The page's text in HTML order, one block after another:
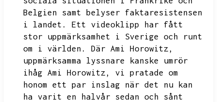
Belgien samt belyser faktaresistensen
i landet.
Ett videoklipp har fått
stor uppmärksamhet i Sverige och runt
om i världen.
Där Ami Horowitz,
uppmärksamma lyssnare kanske umrör
ihåg Ami Horowitz,
vi pratade om
honom ett par inslag när det nu kan
ha varit en halvår sedan och sånt